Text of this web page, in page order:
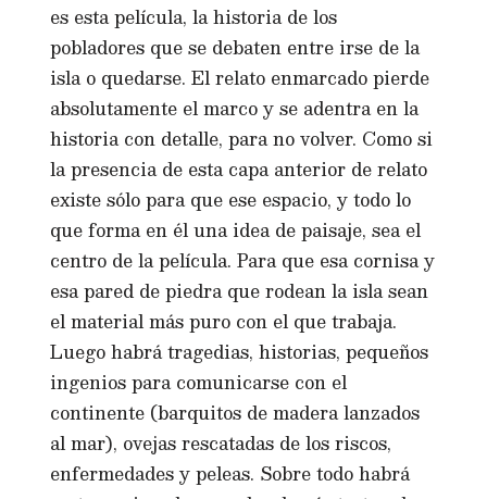
es esta película, la historia de los
pobladores que se debaten entre irse de la
isla o quedarse. El relato enmarcado pierde
absolutamente el marco y se adentra en la
historia con detalle, para no volver. Como si
la presencia de esta capa anterior de relato
existe sólo para que ese espacio, y todo lo
que forma en él una idea de paisaje, sea el
centro de la película. Para que esa cornisa y
esa pared de piedra que rodean la isla sean
el material más puro con el que trabaja.
Luego habrá tragedias, historias, pequeños
ingenios para comunicarse con el
continente (barquitos de madera lanzados
al mar), ovejas rescatadas de los riscos,
enfermedades y peleas. Sobre todo habrá